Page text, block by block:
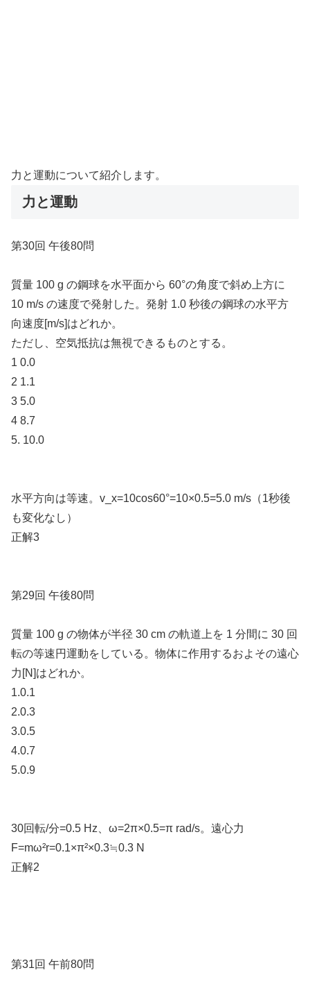
力と運動について紹介します。
力と運動
第30回 午後80問
質量 100 g の鋼球を水平面から 60°の角度で斜め上方に
10 m/s の速度で発射した。発射 1.0 秒後の鋼球の水平方
向速度[m/s]はどれか。
ただし、空気抵抗は無視できるものとする。
1 0.0
2 1.1
3 5.0
4 8.7
5. 10.0
水平方向は等速。v_x=10cos60°=10×0.5=5.0 m/s（1秒後
も変化なし）
正解3
第29回 午後80問
質量 100 g の物体が半径 30 cm の軌道上を 1 分間に 30 回
転の等速円運動をしている。物体に作用するおよその遠心
力[N]はどれか。
1.0.1
2.0.3
3.0.5
4.0.7
5.0.9
30回転/分=0.5 Hz、ω=2π×0.5=π rad/s。遠心力
F=mω²r=0.1×π²×0.3≒0.3 N
正解2
第31回 午前80問